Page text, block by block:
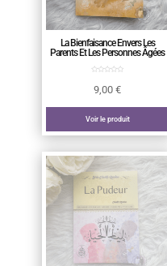
La Bienfaisance Envers Les
Parents Et Les Personnes Âgées
9,00€
Voir le produit